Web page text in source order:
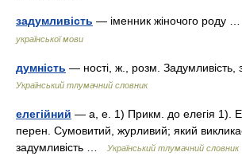
задумливість — іменник жіночого роду
української мови
думність — ності, ж., розм. Задумливість,
Український тлумачний словник
елегійний — а, е. 1) Прикм. до елегія 1).
перен. Сумовитий, журливий; який
задумливість …
Український тлумачний словник